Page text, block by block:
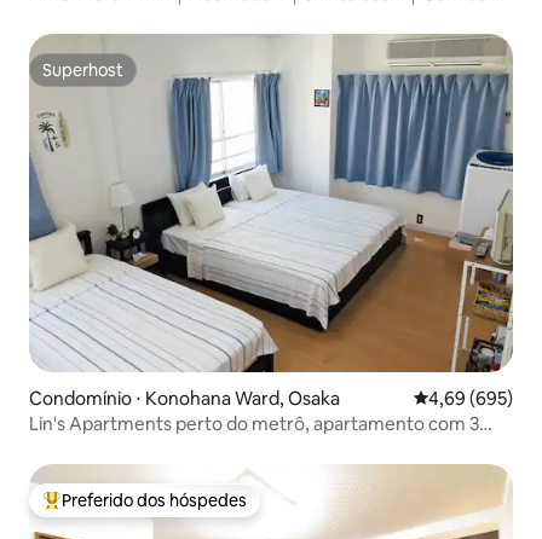
Superhost
Superhost
Condomínio ⋅ Konohana Ward, Osaka 4,69 de uma
4,69 (695)
Lin's Apartments perto do metrô, apartamento com 3
Entre os melhores preferidos dos hóspedes
Preferido dos hóspedes